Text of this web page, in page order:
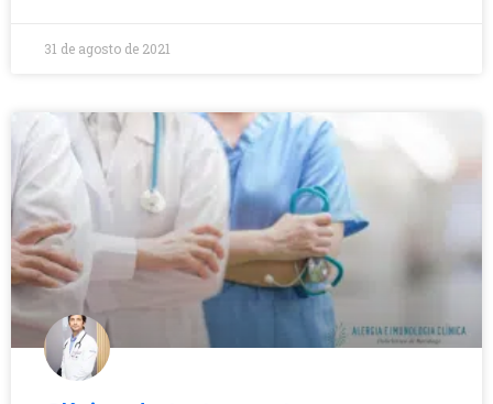
31 de agosto de 2021